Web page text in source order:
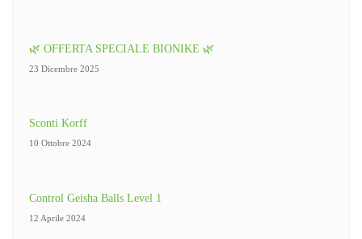
🌿 OFFERTA SPECIALE BIONIKE 🌿
23 Dicembre 2025
Sconti Korff
10 Ottobre 2024
Control Geisha Balls Level 1
12 Aprile 2024